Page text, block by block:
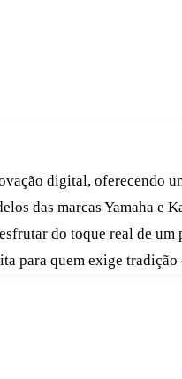
digital, oferecendo
das marcas Yamaha e
do toque real de
para quem exige